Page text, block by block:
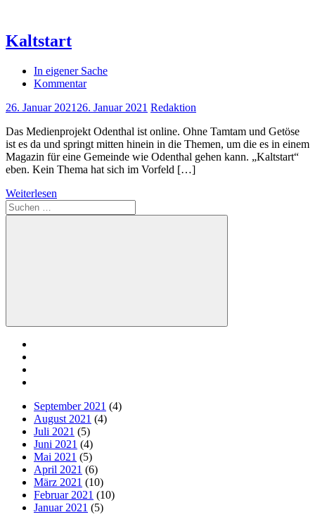
Kaltstart
In eigener Sache
Kommentar
26. Januar 2021 26. Januar 2021 Redaktion
Das Medienprojekt Odenthal ist online. Ohne Tamtam und Getöse
ist es da und springt mitten hinein in die Themen, um die es in einem
Magazin für eine Gemeinde wie Odenthal gehen kann. „Kaltstart“
eben. Kein Thema hat sich im Vorfeld […]
Weiterlesen
Suchen
nach:
Suchen
September 2021 (4)
August 2021 (4)
Juli 2021 (5)
Juni 2021 (4)
Mai 2021 (5)
April 2021 (6)
März 2021 (10)
Februar 2021 (10)
Januar 2021 (5)